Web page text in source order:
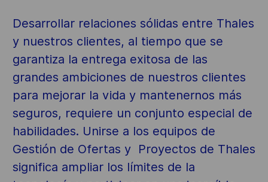
Desarrollar relaciones sólidas entre Thales
y nuestros clientes, al tiempo que se
garantiza la entrega exitosa de las
grandes ambiciones de nuestros clientes
para mejorar la vida y mantenernos más
seguros, requiere un conjunto especial de
habilidades. Unirse a los equipos de
Gestión de Ofertas y Proyectos de Thales
significa ampliar los límites de la